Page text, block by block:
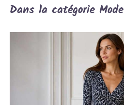
Dans la catégorie Mode